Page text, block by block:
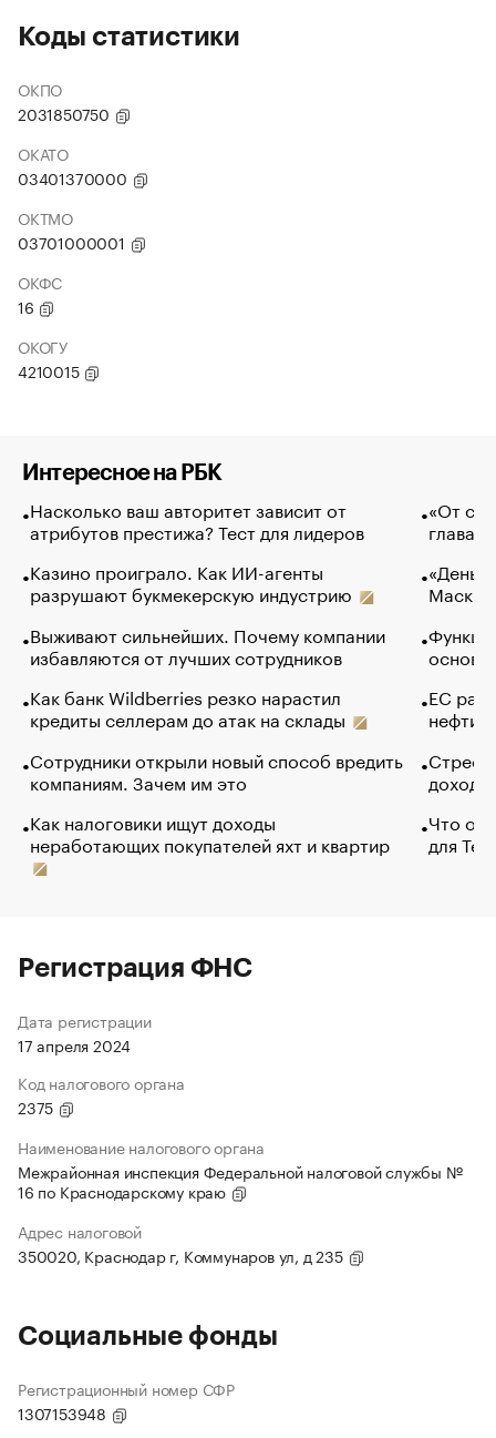
Коды статистики
ОКПО
2031850750
ОКАТО
03401370000
ОКТМО
03701000001
ОКФС
16
ОКОГУ
4210015
Интересное на РБК
Насколько ваш авторитет зависит от
атрибутов престижа? Тест для лидеров
Казино проиграло. Как ИИ-агенты
разрушают букмекерскую индустрию
Выживают сильнейших. Почему компании
избавляются от лучших сотрудников
Как банк Wildberries резко нарастил
кредиты селлерам до атак на склады
Сотрудники открыли новый способ вредить
компаниям. Зачем им это
Как налоговики ищут доходы
неработающих покупателей яхт и квартир
«От
глава
Маск в
основ
ЕС
нефти
Что
для
Регистрация ФНС
Дата регистрации
17 апреля 2024
Код налогового органа
2375
Наименование налогового органа
Межрайонная инспекция Федеральной налоговой службы №
16 по Краснодарскому краю
Адрес налоговой
350020, Краснодар г, Коммунаров ул, д 235
Социальные фонды
Регистрационный номер СФР
1307153948